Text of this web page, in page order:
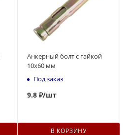
Анкерный болт с гайкой
10x60 мм
Под заказ
9.8 ₽/шт
В КОРЗИНУ